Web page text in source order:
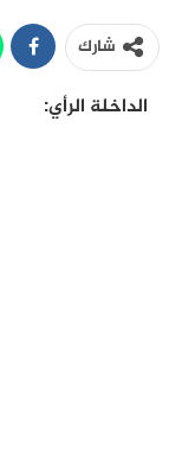
شارك
الداخلة الرأي: